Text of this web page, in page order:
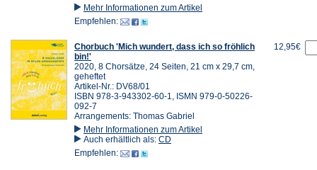
Mehr Informationen zum Artikel
Empfehlen:
Chorbuch 'Mich wundert, dass ich so fröhlich
bin!'
2020, 8 Chorsätze, 24 Seiten, 21 cm x 29,7 cm,
geheftet
Artikel-Nr.: DV68/01
ISBN 978-3-943302-60-1, ISMN 979-0-50226-
092-7
Arrangements: Thomas Gabriel
Mehr Informationen zum Artikel
Auch erhältlich als: CD
Empfehlen:
12,95€